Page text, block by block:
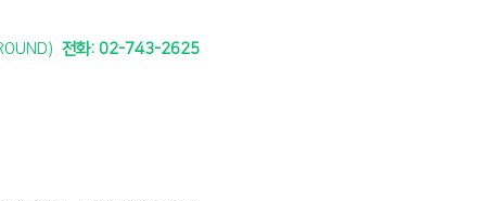
전화: 02-743-2625​​​